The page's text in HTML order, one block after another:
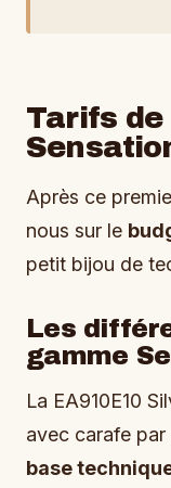
Tarifs
Après ce
nous sur le
petit bijou de
Les
gamme
La EA910E10
avec carafe
base